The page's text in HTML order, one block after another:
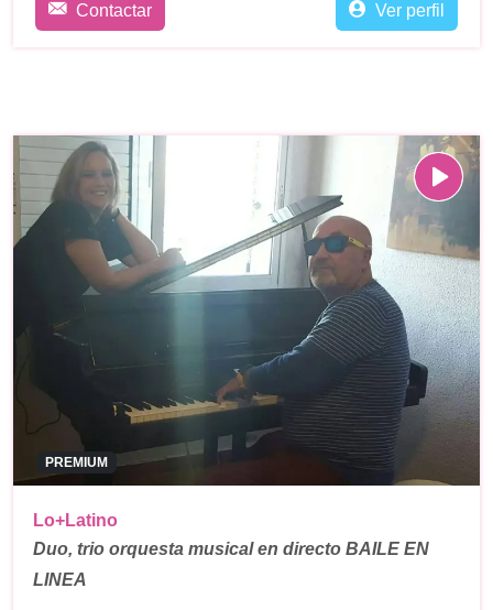
Contactar Ver perfil
PREMIUM
Lo+Latino
Duo, trio orquesta musical en directo BAILE EN
LINEA